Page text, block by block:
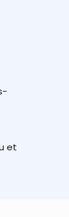
et